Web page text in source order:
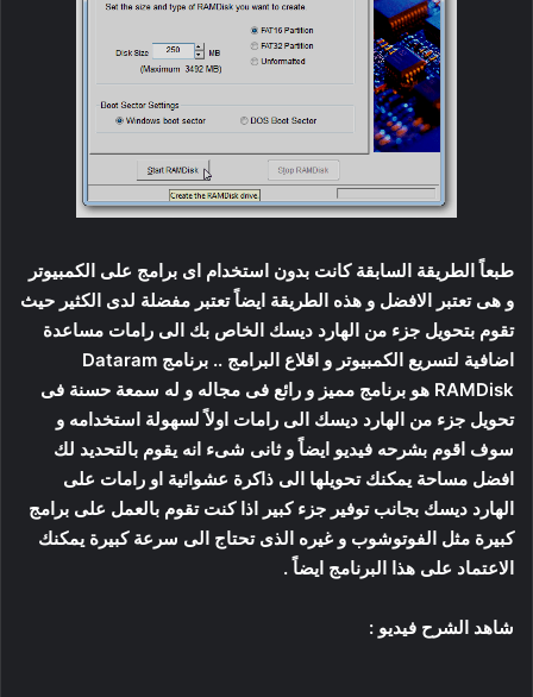
طبعاً الطريقة السابقة كانت بدون استخدام اى برامج على الكمبيوتر
و هى تعتبر الافضل و هذه الطريقة ايضاً تعتبر مفضلة لدى الكثير حيث
تقوم بتحويل جزء من الهارد ديسك الخاص بك الى رامات مساعدة
اضافية لتسريع الكمبيوتر و اقلاع البرامج .. برنامج Dataram
RAMDisk هو برنامج مميز و رائع فى مجاله و له سمعة حسنة فى
تحويل جزء من الهارد ديسك الى رامات اولاً لسهولة استخدامه و
سوف اقوم بشرحه فيديو ايضاً و ثانى شىء انه يقوم بالتحديد لك
افضل مساحة يمكنك تحويلها الى ذاكرة عشوائية او رامات على
الهارد ديسك بجانب توفير جزء كبير اذا كنت تقوم بالعمل على برامج
كبيرة مثل الفوتوشوب و غيره الذى تحتاج الى سرعة كبيرة يمكنك
الاعتماد على هذا البرنامج ايضاً .
شاهد الشرح فيديو :